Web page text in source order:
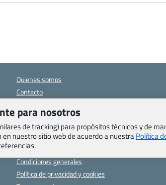
Quienes somos
Contacto
específicas
Blog de Viajes.com
Registro de agencias
Preguntas frecuentes
Condiciones generales
Política de privacidad y cookies
para nosotros
de tracking) para propósitos técnicos y de
nuestro sitio web de acuerdo a nuestraPolítica